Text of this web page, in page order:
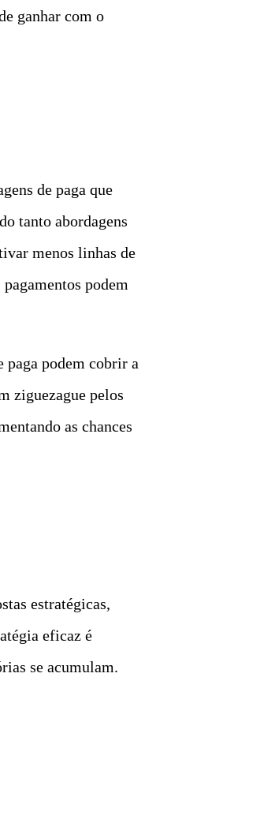
ganhar com o
de paga que
tanto abordagens
menos linhas de
podem
paga podem cobrir a
ziguezague pelos
as chances
estratégicas,
eficaz é
se acumulam.